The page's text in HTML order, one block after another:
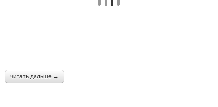
читать дальше →